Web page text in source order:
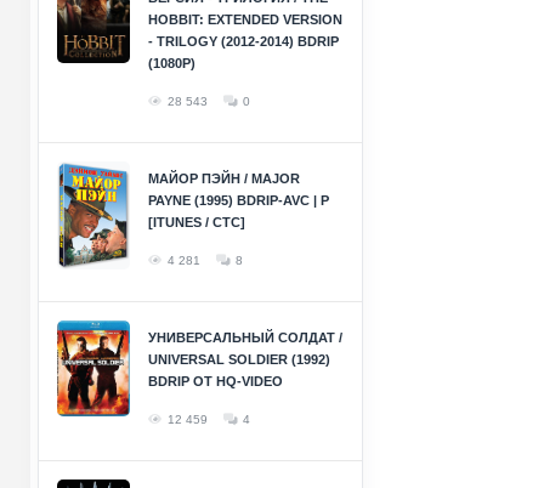
HOBBIT: EXTENDED VERSION
- TRILOGY (2012-2014) BDRIP
(1080P)
28 543 0
МАЙОР ПЭЙН / MAJOR
PAYNE (1995) BDRIP-AVC | P
[ITUNES / СТС]
4 281 8
УНИВЕРСАЛЬНЫЙ СОЛДАТ /
UNIVERSAL SOLDIER (1992)
BDRIP ОТ HQ-VIDEO
12 459 4